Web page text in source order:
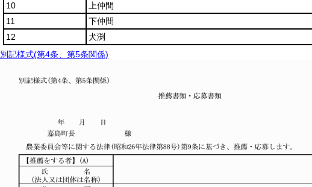
10
上仲間
11
下仲間
12
犬渕
別記様式(第4条、第5条関係)